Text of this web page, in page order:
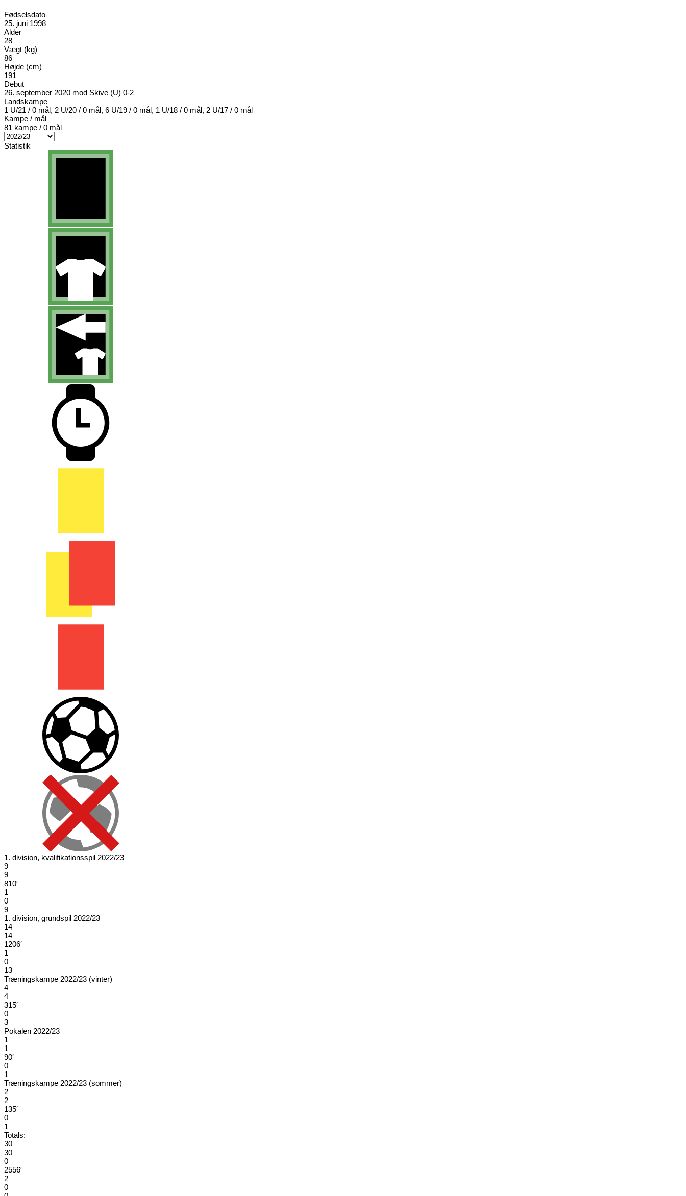
Fødselsdato
25. juni 1998
Alder
28
Vægt (kg)
86
Højde (cm)
191
Debut
26. september 2020 mod Skive (U) 0-2
Landskampe
1 U/21 / 0 mål, 2 U/20 / 0 mål, 6 U/19 / 0 mål, 1 U/18 / 0 mål, 2 U/17 / 0 mål
Kampe / mål
81 kampe / 0 mål
Statistik
1. division, kvalifikationsspil 2022/23
9
9
810′
1
0
9
1. division, grundspil 2022/23
14
14
1206′
1
0
13
Træningskampe 2022/23 (vinter)
4
4
315′
0
3
Pokalen 2022/23
1
1
90′
0
1
Træningskampe 2022/23 (sommer)
2
2
135′
0
1
Totals:
30
30
0
2556′
2
0